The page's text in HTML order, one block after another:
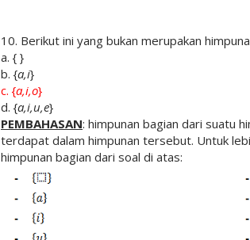
10. Berikut ini yang bukan merupakan
a. { }
b. {a,i}
c. {a,i,o}
d. {a,i,u,e}
PEMBAHASAN: himpunan bagian dari suatu
terdapat dalam himpunan tersebut. Untuk
himpunan bagian dari soal di atas: